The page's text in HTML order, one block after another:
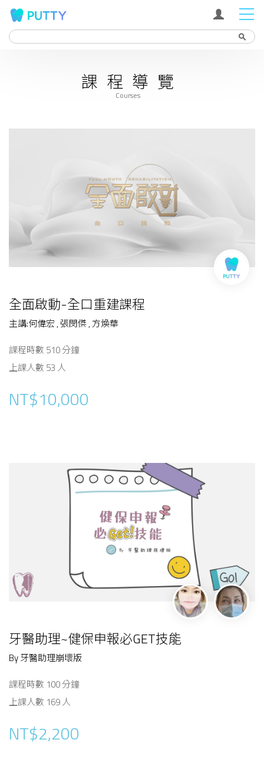
search
課程導覽
Courses
全面啟動-全口重建課程
主講:何偉宏 , 張閔傑 , 方煥華
課程時數 510 分鐘
上課人數 53 人
NT$10,000
牙醫助理~健保申報必GET技能
By 牙醫助理崩壞版
課程時數 100 分鐘
上課人數 169 人
NT$2,200